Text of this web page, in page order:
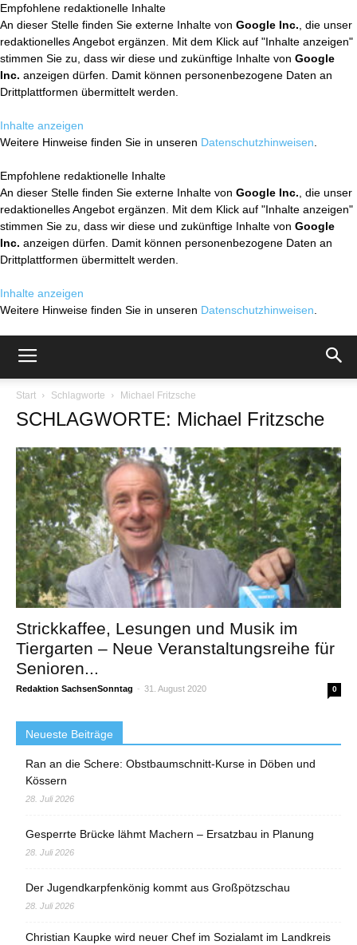
Empfohlene redaktionelle Inhalte
An dieser Stelle finden Sie externe Inhalte von Google Inc. , die unser
redaktionelles Angebot ergänzen. Mit dem Klick auf "Inhalte anzeigen"
stimmen Sie zu, dass wir diese und zukünftige Inhalte von Google
Inc. anzeigen dürfen. Damit können personenbezogene Daten an
Drittplattformen übermittelt werden.
Inhalte anzeigen
Weitere Hinweise finden Sie in unseren Datenschutzhinweisen
Empfohlene redaktionelle Inhalte
An dieser Stelle finden Sie externe Inhalte von Google Inc. , die unser
redaktionelles Angebot ergänzen. Mit dem Klick auf "Inhalte anzeigen"
stimmen Sie zu, dass wir diese und zukünftige Inhalte von Google
Inc. anzeigen dürfen. Damit können personenbezogene Daten an
Drittplattformen übermittelt werden.
Inhalte anzeigen
Weitere Hinweise finden Sie in unseren Datenschutzhinweisen
Start Schlagworte Michael Fritzsche
SCHLAGWORTE: Michael Fritzsche
Strickkaffee, Lesungen und Musik im
Tiergarten – Neue Veranstaltungsreihe für
Senioren...
Redaktion SachsenSonntag - 31. August 2020 0
Neueste Beiträge
Ran an die Schere: Obstbaumschnitt-Kurse in Döben und
Kössern
28. Juli 2026
Gesperrte Brücke lähmt Machern – Ersatzbau in Planung
28. Juli 2026
Der Jugendkarpfenkönig kommt aus Großpötzschau
28. Juli 2026
Christian Kaupke wird neuer Chef im Sozialamt im Landkreis